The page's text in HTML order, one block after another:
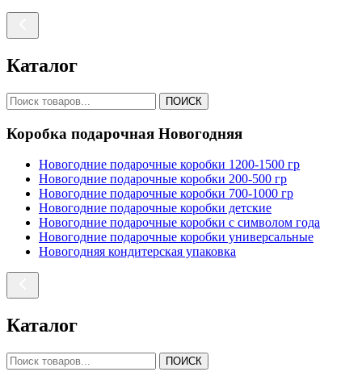
Каталог
ПОИСК
Коробка подарочная Новогодняя
Новогодние подарочные коробки 1200-1500 гр
Новогодние подарочные коробки 200-500 гр
Новогодние подарочные коробки 700-1000 гр
Новогодние подарочные коробки детские
Новогодние подарочные коробки с символом года
Новогодние подарочные коробки универсальные
Новогодняя кондитерская упаковка
Каталог
ПОИСК